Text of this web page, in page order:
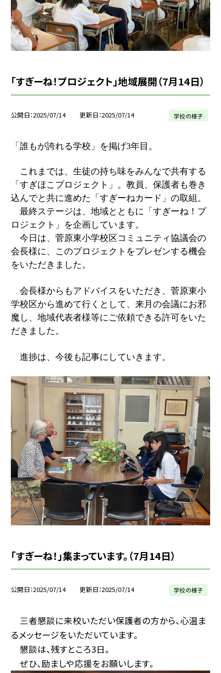
「すぎーね！プロジェクト」地域展開（7月14日）
公開日 2025/07/14 更新日 2025/07/14 学校の様子
「誰もが誇れる学校」を掲げ3年目。
これまでは、生徒の持ち味をみんなで共有する
「すぎほこプロジェクト」。教員、保護者も巻き
込んでと共に進めた「すぎーねカード」の取組。
最終ステージは、地域とともに「すぎーね！プ
ロジェクト」を企画しています。
今日は、菅原東小学校区コミュニティ協議会の
会長様に、このプロジェクトをプレゼンする機会
をいただきました。
会長様からもアドバイスをいただき、菅原東小
学校区から進めて行くとして、来月の会議にお邪
魔し、地域代表者様等にご依頼できる許可をいた
だきました。
進捗は、今後も記事にしていきます。
「すぎーね！」集まっています。（7月14日）
公開日 2025/07/14 更新日 2025/07/14 学校の様子
三者懇談に来校いただい保護者の方から、心温ま
るメッセージをいただいています。
懇談は、残すところ3日。
ぜひ、励ましや応援をお願いします。